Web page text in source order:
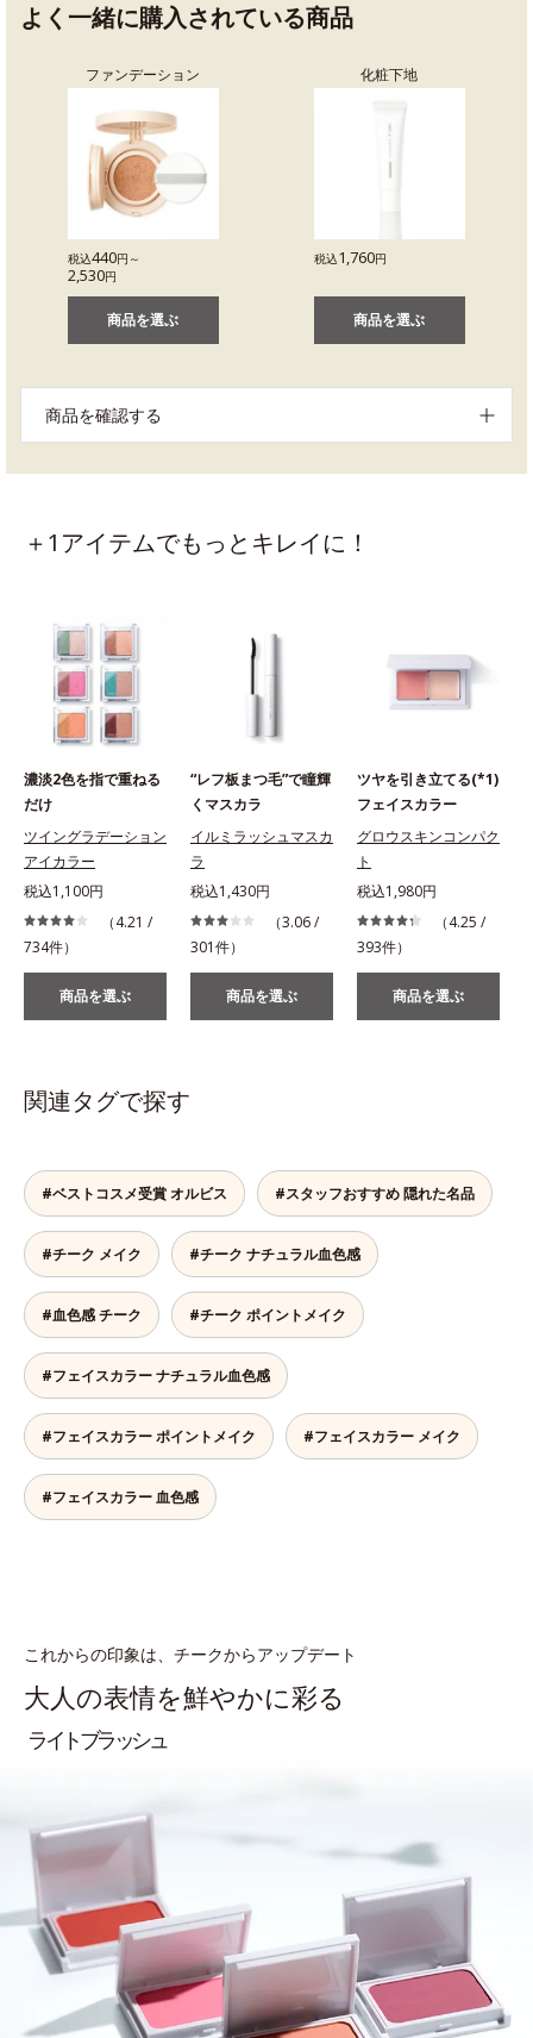
よく一緒に購入されている商品
ファンデーション
税込440円～
2,530円
商品を選ぶ
化粧下地
税込1,760円
商品を選ぶ
商品を確認する
＋1アイテムでもっとキレイに！
濃淡2色を指で重ねる
だけ
ツイングラデーション
アイカラー
税込1,100円
（4.21 /
734件）
商品を選ぶ
“レフ板まつ毛”で瞳輝
くマスカラ
イルミラッシュマスカ
ラ
税込1,430円
（3.06 /
301件）
商品を選ぶ
ツヤを引き立てる(*1)
フェイスカラー
グロウスキンコンパク
ト
税込1,980円
（4.25 /
393件）
商品を選ぶ
関連タグで探す
#ベストコスメ受賞 オルビス #スタッフおすすめ 隠れた名品
#チーク メイク #チーク ナチュラル血色感
#血色感 チーク #チーク ポイントメイク
#フェイスカラー ナチュラル血色感
#フェイスカラー ポイントメイク #フェイスカラー メイク
#フェイスカラー 血色感
これからの印象は、チークからアップデート
大人の表情を鮮やかに彩る
ライトブラッシュ